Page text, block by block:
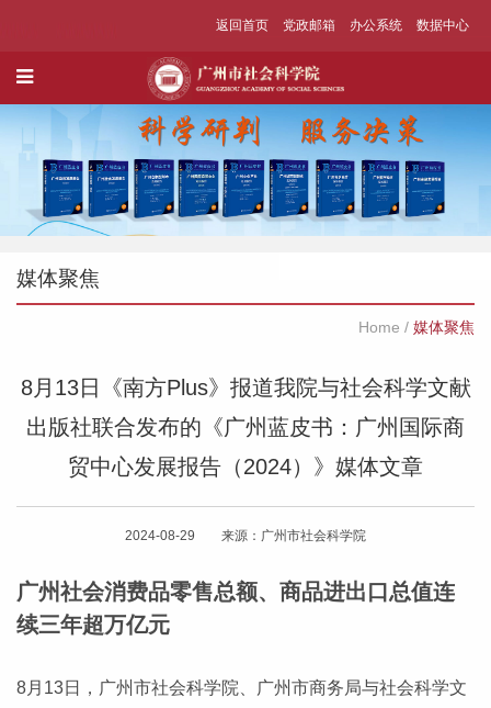
返回首页 党政邮箱 办公系统 数据中心
媒体聚焦
Home / 媒体聚焦
8月13日《南方Plus》报道我院与社会科学文献
出版社联合发布的《广州蓝皮书：广州国际商
贸中心发展报告（2024）》媒体文章
2024-08-29 来源：广州市社会科学院
广州社会消费品零售总额、商品进出口总值连
续三年超万亿元
8月13日，广州市社会科学院、广州市商务局与社会科学文